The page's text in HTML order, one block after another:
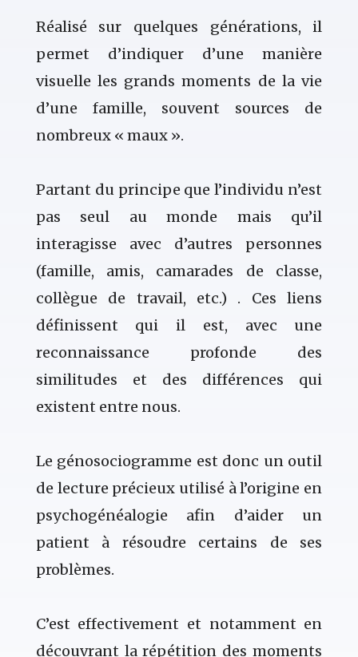
Réalisé sur quelques générations, il
permet d’indiquer d’une manière
visuelle les grands moments de la vie
d’une famille, souvent sources de
nombreux « maux ».
Partant du principe que l’individu n’est
pas seul au monde mais qu’il
interagisse avec d’autres personnes
(famille, amis, camarades de classe,
collègue de travail, etc.) . Ces liens
définissent qui il est, avec une
reconnaissance profonde des
similitudes et des différences qui
existent entre nous.
Le génosociogramme est donc un outil
de lecture précieux utilisé à l’origine en
psychogénéalogie afin d’aider un
patient à résoudre certains de ses
problèmes.
C’est effectivement et notamment en
découvrant la répétition des moments